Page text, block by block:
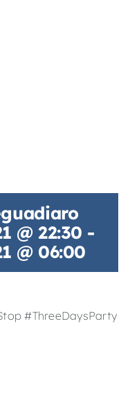
@ 22:30 -
@ 06:00
#ThreeDaysParty